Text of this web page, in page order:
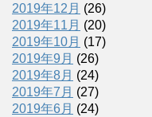
2019年12月 (26)
2019年11月 (20)
2019年10月 (17)
2019年9月 (26)
2019年8月 (24)
2019年7月 (27)
2019年6月 (24)